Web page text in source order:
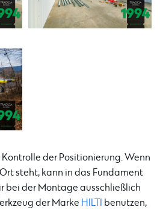
der Positionierung. Wenn
steht, kann in das Fundament
bei der Montage ausschließlich
der Marke HILTI benutzen,